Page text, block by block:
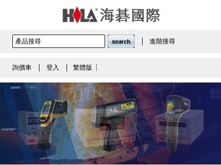
進階搜尋
詢價車 登入 繁體版